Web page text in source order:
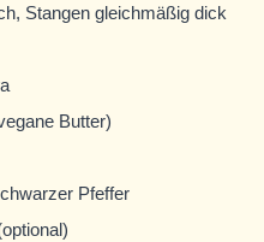
Stangen gleichmäßig dick
Butter)
Pfeffer